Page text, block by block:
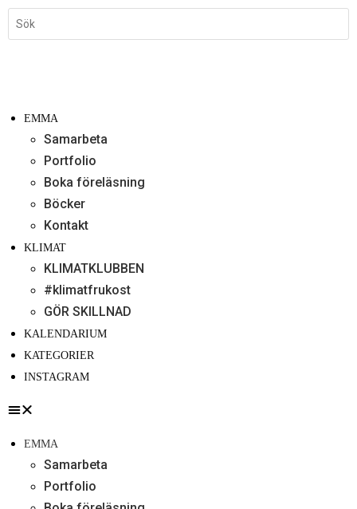
EMMA
Samarbeta
Portfolio
Boka föreläsning
Böcker
Kontakt
KLIMAT
KLIMATKLUBBEN
#klimatfrukost
GÖR SKILLNAD
KALENDARIUM
KATEGORIER
INSTAGRAM
EMMA
Samarbeta
Portfolio